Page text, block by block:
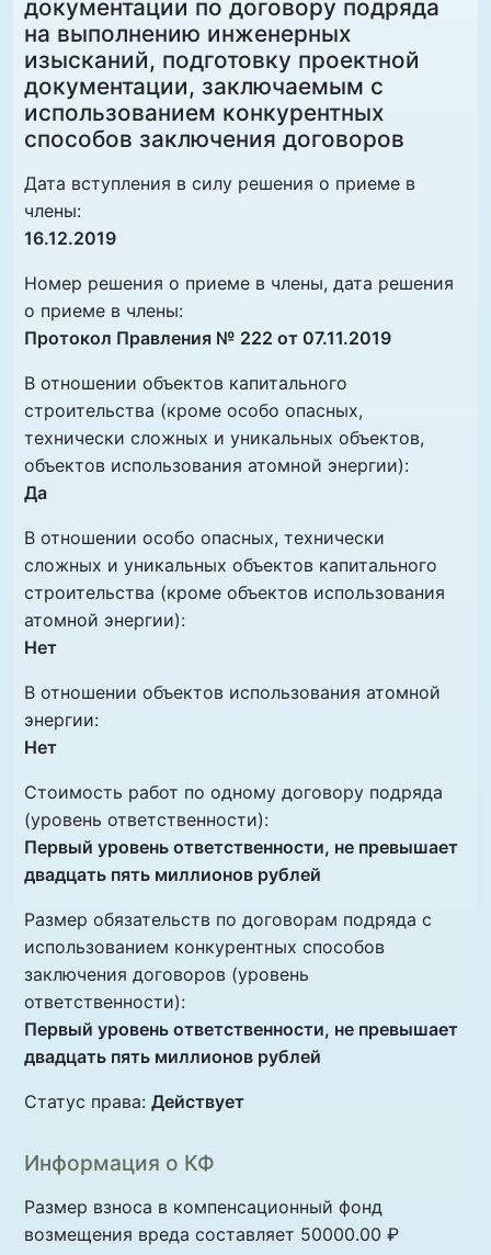
документации по договору подряда
на выполнению инженерных
изысканий, подготовку проектной
документации, заключаемым с
использованием конкурентных
способов заключения договоров
Дата вступления в силу решения о приеме в
члены:
16.12.2019
Номер решения о приеме в члены, дата решения
о приеме в члены:
Протокол Правления № 222 от 07.11.2019
В отношении объектов капитального
строительства (кроме особо опасных,
технически сложных и уникальных объектов,
объектов использования атомной энергии):
Да
В отношении особо опасных, технически
сложных и уникальных объектов капитального
строительства (кроме объектов использования
атомной энергии):
Нет
В отношении объектов использования атомной
энергии:
Нет
Стоимость работ по одному договору подряда
(уровень ответственности):
Первый уровень ответственности, не превышает
двадцать пять миллионов рублей
Размер обязательств по договорам подряда с
использованием конкурентных способов
заключения договоров (уровень
ответственности):
Первый уровень ответственности, не превышает
двадцать пять миллионов рублей
Статус права: Действует
Информация о КФ
Размер взноса в компенсационный фонд
возмещения вреда составляет 50000.00 ₽